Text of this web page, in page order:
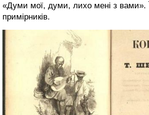
«Думи мої, думи, лихо мені з вами».
примірників.